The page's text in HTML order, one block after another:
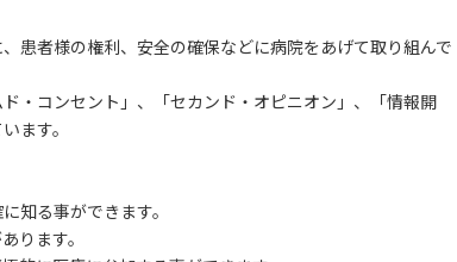
患者様の権利、安全の確保などに病院をあげて取り組んで
・コンセント」、「セカンド・オピニオン」、「情報開
ます。
知る事ができます。
ります。